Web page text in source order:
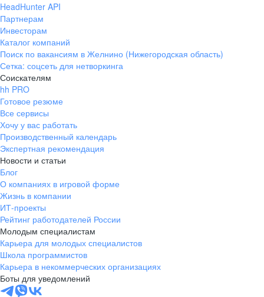
собой!!
HeadHunter API
Партнерам
Инвесторам
Каталог компаний
Поиск по вакансиям в Желнино (Нижегородская область)
Сетка: соцсеть для нетворкинга
Соискателям
hh PRO
Готовое резюме
Все сервисы
Хочу у вас работать
Производственный календарь
Экспертная рекомендация
Новости и статьи
Блог
О компаниях в игровой форме
Жизнь в компании
ИТ-проекты
Рейтинг работодателей России
Молодым специалистам
Карьера для молодых специалистов
Школа программистов
Карьера в некоммерческих организациях
Боты для уведомлений